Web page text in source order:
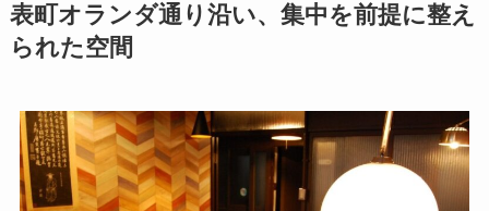
表町オランダ通り沿い、集中を前提に整え
られた空間